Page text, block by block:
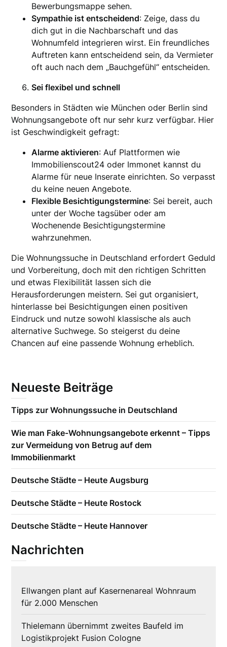
Bewerbungsmappe sehen.
Sympathie ist entscheidend: Zeige, dass du
dich gut in die Nachbarschaft und das
Wohnumfeld integrieren wirst. Ein freundliches
Auftreten kann entscheidend sein, da Vermieter
oft auch nach dem „Bauchgefühl“ entscheiden.
Sei flexibel und schnell
Besonders in Städten wie München oder Berlin sind
Wohnungsangebote oft nur sehr kurz verfügbar. Hier
ist Geschwindigkeit gefragt:
Alarme aktivieren: Auf Plattformen wie
Immobilienscout24 oder Immonet kannst du
Alarme für neue Inserate einrichten. So verpasst
du keine neuen Angebote.
Flexible Besichtigungstermine: Sei bereit, auch
unter der Woche tagsüber oder am
Wochenende Besichtigungstermine
wahrzunehmen.
Die Wohnungssuche in Deutschland erfordert Geduld
und Vorbereitung, doch mit den richtigen Schritten
und etwas Flexibilität lassen sich die
Herausforderungen meistern. Sei gut organisiert,
hinterlasse bei Besichtigungen einen positiven
Eindruck und nutze sowohl klassische als auch
alternative Suchwege. So steigerst du deine
Chancen auf eine passende Wohnung erheblich.
Neueste Beiträge
Tipps zur Wohnungssuche in Deutschland
Wie man Fake-Wohnungsangebote erkennt – Tipps
zur Vermeidung von Betrug auf dem
Immobilienmarkt
Deutsche Städte – Heute Augsburg
Deutsche Städte – Heute Rostock
Deutsche Städte – Heute Hannover
Nachrichten
Ellwangen plant auf Kasernenareal Wohnraum
für 2.000 Menschen
Thielemann übernimmt zweites Baufeld im
Logistikprojekt Fusion Cologne